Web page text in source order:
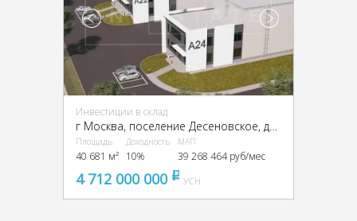
Инвестиции в склад
Площадь
40 681 м²
Доходность
10%
МАП
39 268 464 руб/мес
4 712 000 000 pуб
УСН